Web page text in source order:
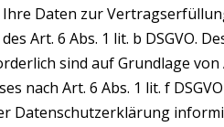
Daten zur
Art. 6 Abs. 1 lit. b DSGVO.
sind auf Grundlage
nach Art. 6 Abs. 1 lit. f
Datenschutzerklärung